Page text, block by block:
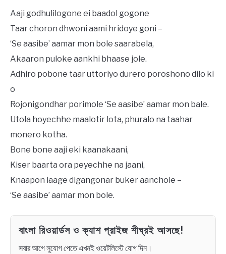
Aaji godhulilogone ei baadol gogone
Taar choron dhwoni aami hridoye goni –
‘Se aasibe’ aamar mon bole saarabela,
Akaaron puloke aankhi bhaase jole.
Adhiro pobone taar uttoriyo durero poroshono dilo ki
o
Rojonigondhar porimole ‘Se aasibe’ aamar mon bale.
Utola hoyechhe maalotir lota, phuralo na taahar
monero kotha.
Bone bone aaji eki kaanakaani,
Kiser baarta ora peyechhe na jaani,
Knaapon laage digangonar buker aanchole –
‘Se aasibe’ aamar mon bole.
বাংলা রিওয়ার্ডস ও ক্যাশ প্রাইজ শীঘ্রই আসছে!
সবার আগে সুযোগ পেতে এখনই ওয়েটলিস্টে যোগ দিন।